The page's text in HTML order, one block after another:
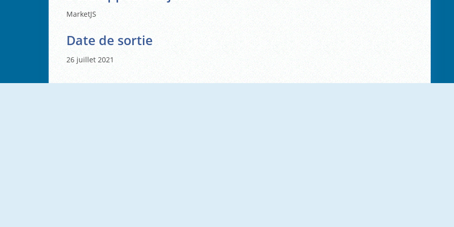
MarketJS
Date de sortie
26 juillet 2021